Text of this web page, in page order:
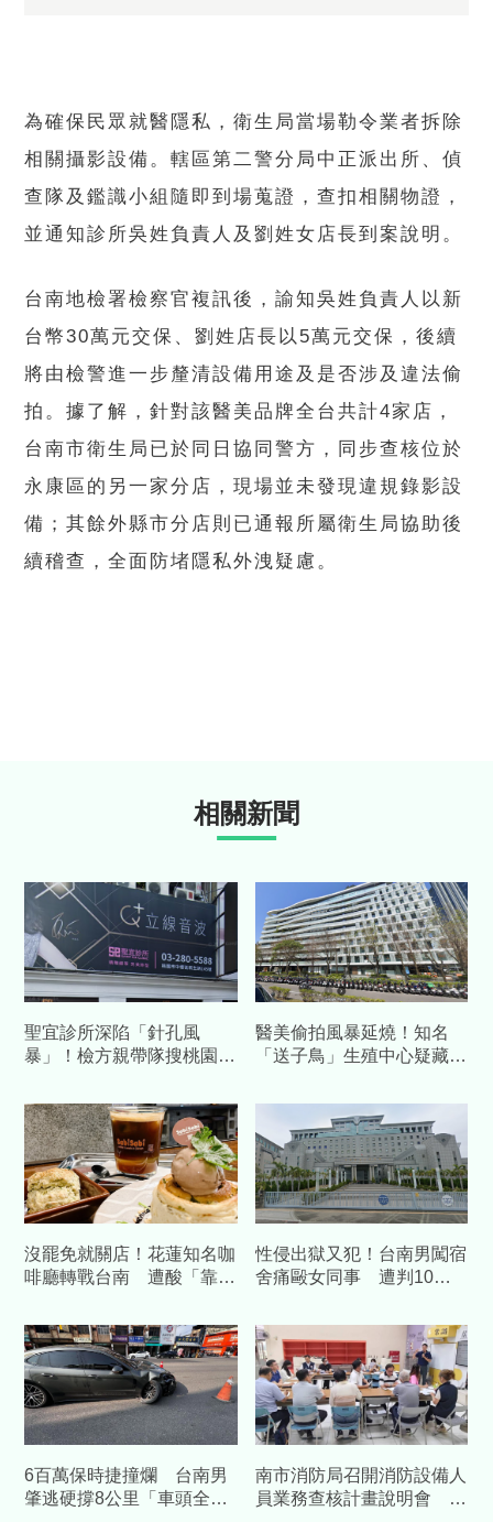
為確保民眾就醫隱私，衛生局當場勒令業者拆除
相關攝影設備。轄區第二警分局中正派出所、偵
查隊及鑑識小組隨即到場蒐證，查扣相關物證，
並通知診所吳姓負責人及劉姓女店長到案說明。
台南地檢署檢察官複訊後，諭知吳姓負責人以新
台幣30萬元交保、劉姓店長以5萬元交保，後續
將由檢警進一步釐清設備用途及是否涉及違法偷
拍。據了解，針對該醫美品牌全台共計4家店，
台南市衛生局已於同日協同警方，同步查核位於
永康區的另一家分店，現場並未發現違規錄影設
備；其餘外縣市分店則已通報所屬衛生局協助後
續稽查，全面防堵隱私外洩疑慮。
相關新聞
聖宜診所深陷「針孔風
暴」！檢方親帶隊搜桃園2
醫美偷拍風暴延燒！知名
「送子鳥」生殖中心疑藏針
沒罷免就關店！花蓮知名咖
啡廳轉戰台南 遭酸「靠補
性侵出獄又犯！台南男闖宿
舍痛毆女同事 遭判10
6百萬保時捷撞爛 台南男
肇逃硬撐8公里「車頭全
南市消防局召開消防設備人
員業務查核計畫說明會 強